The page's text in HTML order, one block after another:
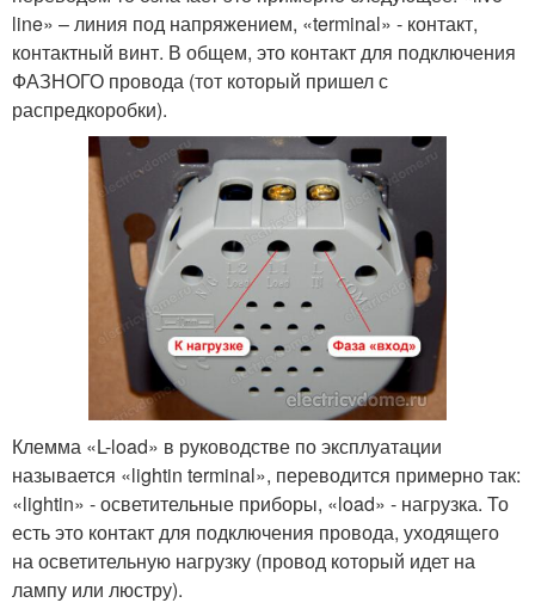
line» – линия под напряжением, «terminal» - контакт,
контактный винт. В общем, это контакт для подключения
ФАЗНОГО провода (тот который пришел с
распредкоробки).
Клемма «L-load» в руководстве по эксплуатации
называется «lightin terminal», переводится примерно так:
«lightin» - осветительные приборы, «load» - нагрузка. То
есть это контакт для подключения провода, уходящего
на осветительную нагрузку (провод который идет на
лампу или люстру).